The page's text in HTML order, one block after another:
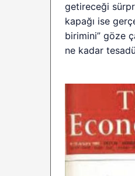
getireceği
kapağı ise
birimini” göze
ne kadar